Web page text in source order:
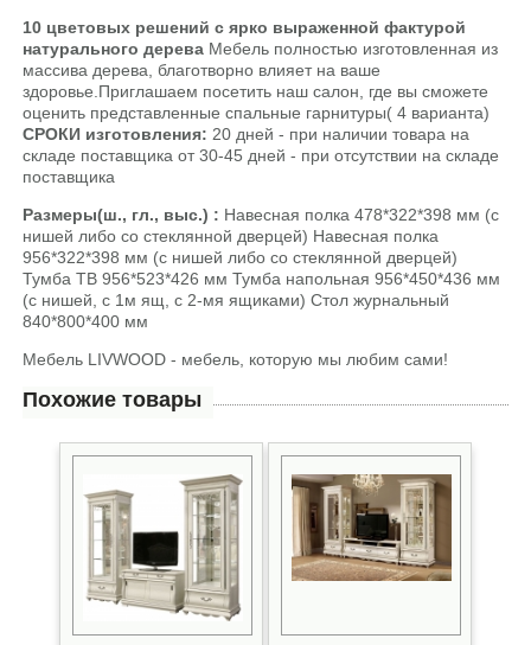
10 цветовых решений с ярко выраженной фактурой
натурального дерева Мебель полностью изготовленная из
массива дерева, благотворно влияет на ваше
здоровье.Приглашаем посетить наш салон, где вы сможете
оценить представленные спальные гарнитуры( 4 варианта)
СРОКИ изготовления: 20 дней - при наличии товара на
складе поставщика от 30-45 дней - при отсутствии на складе
поставщика
Размеры(ш., гл., выс.) : Навесная полка 478*322*398 мм (с
нишей либо со стеклянной дверцей) Навесная полка
956*322*398 мм (с нишей либо со стеклянной дверцей)
Тумба ТВ 956*523*426 мм Тумба напольная 956*450*436 мм
(с нишей, с 1м ящ, с 2-мя ящиками) Стол журнальный
840*800*400 мм
Мебель LIVWOOD - мебель, которую мы любим сами!
Похожие товары